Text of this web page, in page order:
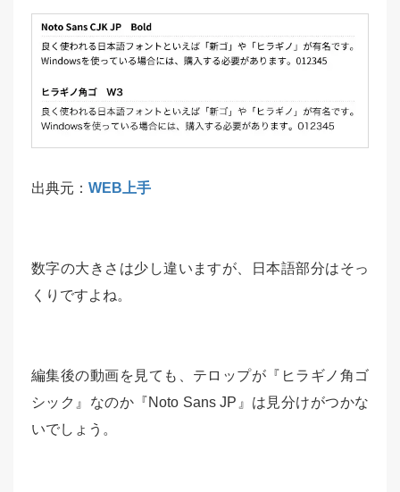
出典元： WEB上手
数字の大きさは少し違いますが、日本語部分はそっ
くりですよね。
編集後の動画を見ても、テロップが『ヒラギノ角ゴ
シック』なのか『Noto Sans JP』は見分けがつかな
いでしょう。